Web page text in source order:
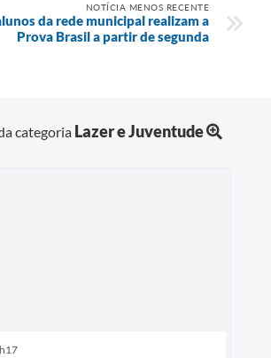
NOTÍCIA MENOS RECENTE
da rede municipal realizam a
Prova Brasil a partir de segunda
categoria Lazer e Juventude